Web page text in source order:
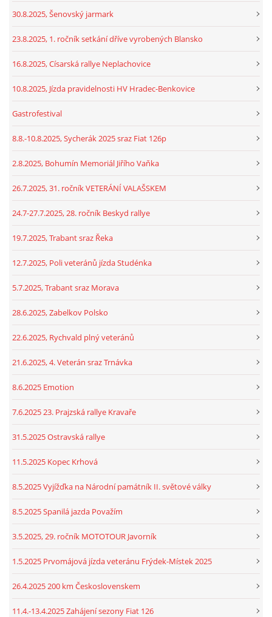
30.8.2025, Šenovský jarmark
23.8.2025, 1. ročník setkání dříve vyrobených Blansko
16.8.2025, Císarská rallye Neplachovice
10.8.2025, Jízda pravidelnosti HV Hradec-Benkovice
Gastrofestival
8.8.-10.8.2025, Sycherák 2025 sraz Fiat 126p
2.8.2025, Bohumín Memoriál Jiřího Vaňka
26.7.2025, 31. ročník VETERÁNÍ VALAŠSKEM
24.7-27.7.2025, 28. ročník Beskyd rallye
19.7.2025, Trabant sraz Řeka
12.7.2025, Poli veteránů jízda Studénka
5.7.2025, Trabant sraz Morava
28.6.2025, Zabelkov Polsko
22.6.2025, Rychvald plný veteránů
21.6.2025, 4. Veterán sraz Trnávka
8.6.2025 Emotion
7.6.2025 23. Prajzská rallye Kravaře
31.5.2025 Ostravská rallye
11.5.2025 Kopec Krhová
8.5.2025 Vyjížďka na Národní památník II. světové války
8.5.2025 Spanilá jazda Považím
3.5.2025, 29. ročník MOTOTOUR Javorník
1.5.2025 Prvomájová jízda veteránu Frýdek-Místek 2025
26.4.2025 200 km Československem
11.4.-13.4.2025 Zahájení sezony Fiat 126